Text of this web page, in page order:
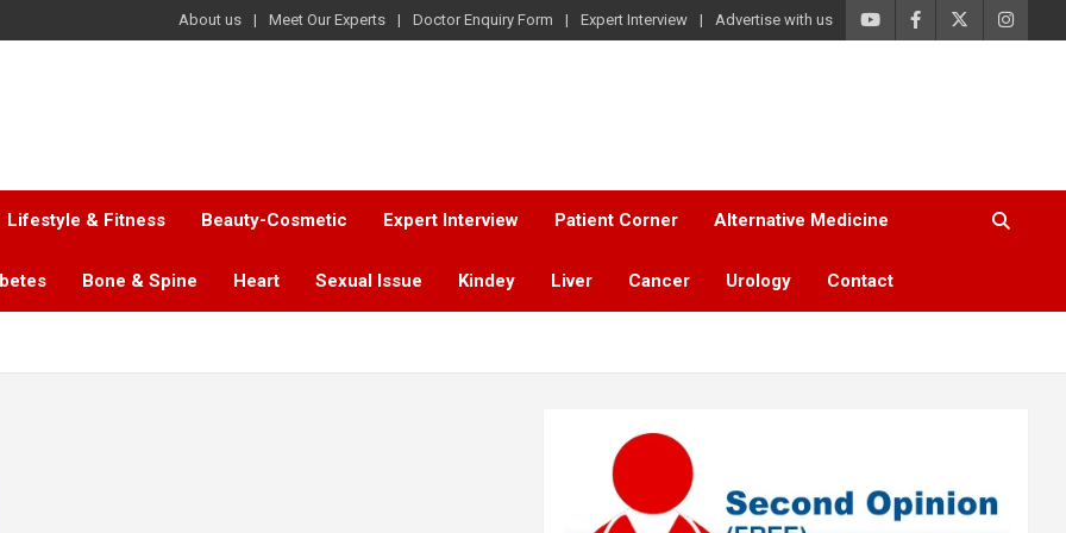
About us Meet Our Experts Doctor Enquiry Form Expert Interview Advertise with us
Lifestyle & Fitness Beauty-Cosmetic Expert Interview Patient Corner Alternative Medicine
Bone & Spine Heart Sexual Issue Kindey Liver Cancer Urology Contact